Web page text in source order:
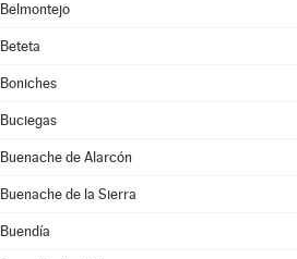
Belmontejo
Beteta
Boniches
Buciegas
Buenache de Alarcón
Buenache de la Sierra
Buendía